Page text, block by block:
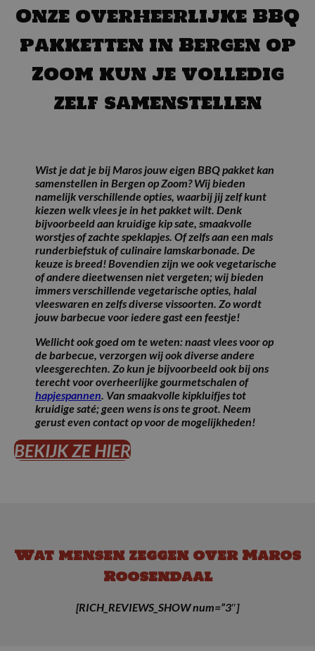
Onze overheerlijke BBQ
pakketten in Bergen op
Zoom kun je volledig
zelf samenstellen
Wist je dat je bij Maros jouw eigen BBQ pakket kan
samenstellen in Bergen op Zoom? Wij bieden
namelijk verschillende opties, waarbij jij zelf kunt
kiezen welk vlees je in het pakket wilt. Denk
bijvoorbeeld aan kruidige kip sate, smaakvolle
worstjes of zachte speklapjes. Of zelfs aan een mals
runderbiefstuk of culinaire lamskarbonade. De
keuze is breed! Bovendien zijn we ook vegetarische
of andere dieetwensen niet vergeten; wij bieden
immers verschillende vegetarische opties, halal
vleeswaren en zelfs diverse vissoorten. Zo wordt
jouw barbecue voor iedere gast een feestje!
Wellicht ook goed om te weten: naast vlees voor op
de barbecue, verzorgen wij ook diverse andere
vleesgerechten. Zo kun je bijvoorbeeld ook bij ons
terecht voor overheerlijke gourmetschalen of
hapjespannen. Van smaakvolle kipkluifjes tot
kruidige saté; geen wens is ons te groot. Neem
gerust even contact op voor de mogelijkheden!
BEKIJK ZE HIER
Wat mensen zeggen over Maros
Roosendaal
[RICH_REVIEWS_SHOW num=”3″]